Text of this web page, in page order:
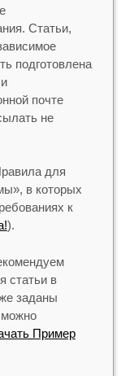
Статьи,
подготовлена
почте
не
для
в которых
к
).
статьи в
заданы
Пример